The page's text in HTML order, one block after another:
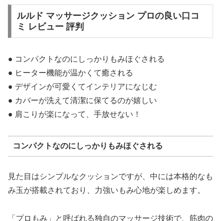
P
T
ルルド マッサージクッション プロの良い口コ
ミ レビュー 評判
● コンパクトなのにしっかりもみほぐされる
● ヒーター機能が温かくて癒される
● デザインが可愛くてインテリアになじむ
● カバーが洗えて清潔に保てるのが嬉しい
● 肩こりが楽になって、手放せない！
コンパクトなのにしっかりもみほぐされる
見た目はシンプルなクッションですが、中には本格的なも
み玉が搭載されており、力強いもみ心地が楽しめます。
「プロもみ」と呼ばれる独自のマッサージ技術で、筋肉の